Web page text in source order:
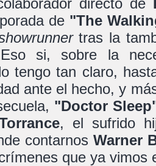
de "The
tras la
si, sobre la
tengo tan claro,
ante el hecho, y
"Doctor
, el sufrido
contarnos Warner
que ya vimos